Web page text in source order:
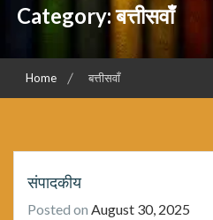
Category:बत्तीसवाँ
Home बत्तीसवाँ
संपादकीय
Posted on August 30, 2025